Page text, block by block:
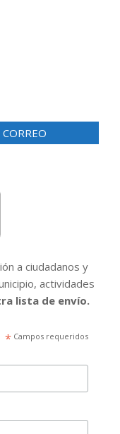
t
o
a ciudadanos y
actividades
lista de envío.
*Campos requeridos